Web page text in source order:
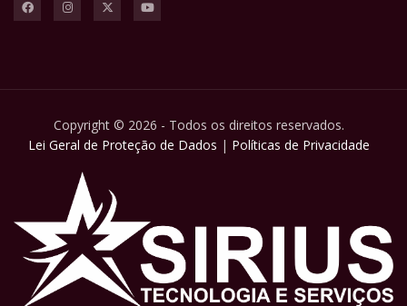
Copyright © 2026 - Todos os direitos reservados.
Lei Geral de Proteção de Dados | Políticas de Privacidade